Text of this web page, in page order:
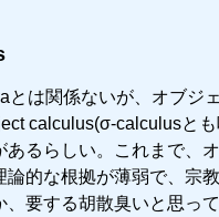
とは関係ないが、オブジ
calculus(σ-calculusと
あるらしい。これまで、
論的な根拠が薄弱で、宗
、要する胡散臭いと思っ